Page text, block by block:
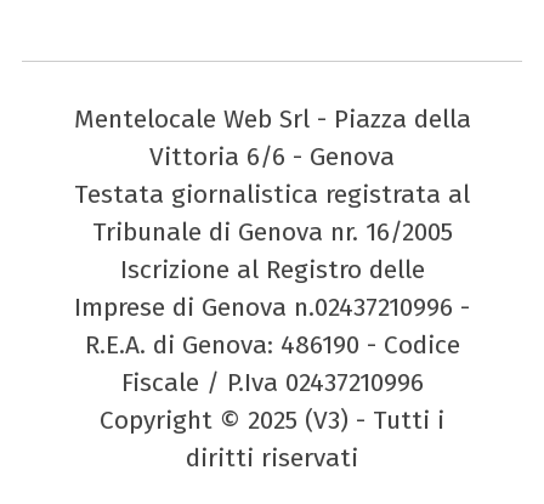
Mentelocale Web Srl - Piazza della
Vittoria 6/6 - Genova
Testata giornalistica registrata al
Tribunale di Genova nr. 16/2005
Iscrizione al Registro delle
Imprese di Genova n.02437210996 -
R.E.A. di Genova: 486190 - Codice
Fiscale / P.Iva 02437210996
Copyright © 2025 (V3) - Tutti i
diritti riservati